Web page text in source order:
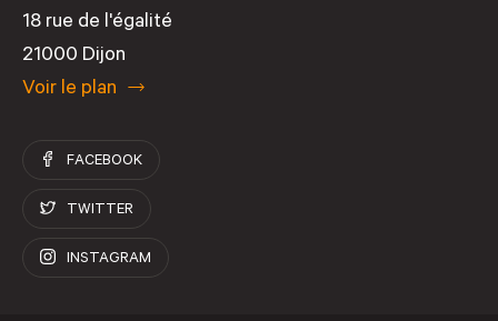
18 rue de l'égalité
21000 Dijon
Voir le plan
FACEBOOK
TWITTER
INSTAGRAM